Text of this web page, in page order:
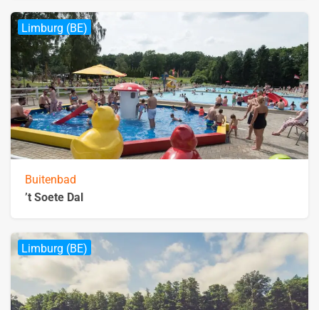
Limburg (BE)
Buitenbad
’t Soete Dal
Limburg (BE)